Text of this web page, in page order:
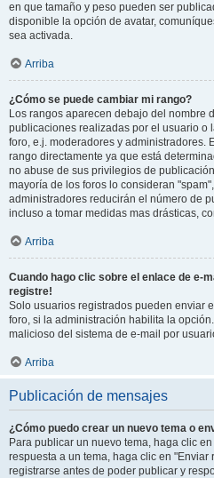
en que tamaño y peso pueden ser
disponible la opción de avatar,
sea activada.
Arriba
¿Cómo se puede cambiar mi rango?
Los rangos aparecen debajo del nombre
publicaciones realizadas por el usuario o
foro, e.j. moderadores y administradores.
rango directamente ya que está
no abuse de sus privilegios de
mayoría de los foros lo consideran
administradores reducirán el número de
incluso a tomar medidas mas drásticas,
Arriba
Cuando hago clic sobre el enlace de e-
registre!
Solo usuarios registrados pueden enviar
foro, si la administración habilita la
malicioso del sistema de e-mail por
Arriba
Publicación de mensajes
¿Cómo puedo crear un nuevo tema o
Para publicar un nuevo tema, haga clic
respuesta a un tema, haga clic en
registrarse antes de poder publicar y